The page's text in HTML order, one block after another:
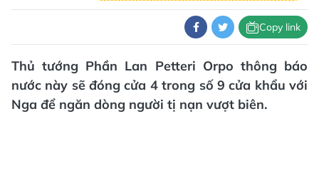
Copy link
Thủ tướng Phần Lan Petteri Orpo thông báo
nước này sẽ đóng cửa 4 trong số 9 cửa khẩu với
Nga để ngăn dòng người tị nạn vượt biên.